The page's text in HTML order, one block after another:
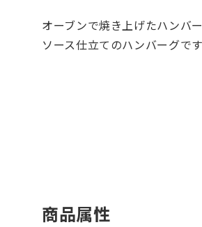
オーブンで焼き上げたハンバ
ソース仕立てのハンバーグで
商品属性